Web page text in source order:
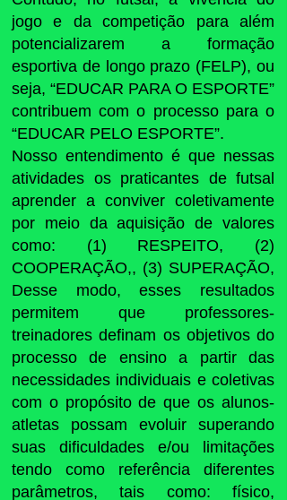
jogo e da competição para além
potencializarem a formação
esportiva de longo prazo (FELP), ou
seja, “EDUCAR PARA O ESPORTE”
contribuem com o processo para o
“EDUCAR PELO ESPORTE”.
Nosso entendimento é que nessas
atividades os praticantes de futsal
aprender a conviver coletivamente
por meio da aquisição de valores
como: (1) RESPEITO, (2)
COOPERAÇÃO,, (3) SUPERAÇÃO,
Desse modo, esses resultados
permitem que professores-
treinadores definam os objetivos do
processo de ensino a partir das
necessidades individuais e coletivas
com o propósito de que os alunos-
atletas possam evoluir superando
suas dificuldades e/ou limitações
tendo como referência diferentes
parâmetros, tais como: físico,